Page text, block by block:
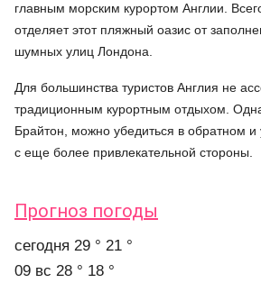
главным морским курортом Англии.
отделяет этот пляжный оазис от
шумных улиц Лондона.
Для большинства туристов Англия не
традиционным курортным отдыхом.
Брайтон, можно убедиться в обратном и
с еще более привлекательной стороны.
Прогноз погоды
cегодня 29 ° 21 °
09 вс 28 ° 18 °